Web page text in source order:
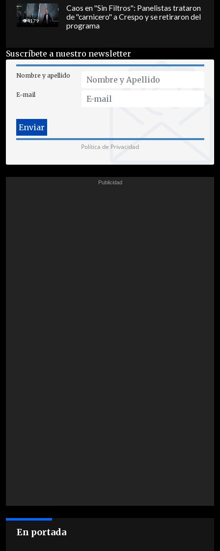
4179
Caos en "Sin Filtros": Panelistas trataron
de "carnicero" a Crespo y se retiraron del
programa
Suscríbete a nuestro newsletter
Nombre y apellido
E-mail
Política de Privacidad
En portada